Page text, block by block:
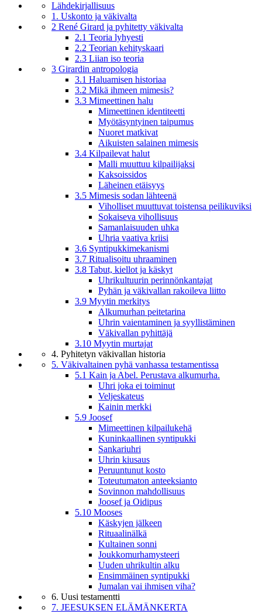
Lähdekirjallisuus
1. Uskonto ja väkivalta
2 René Girard ja pyhitetty väkivalta
2.1 Teoria lyhyesti
2.2 Teorian kehityskaari
2.3 Liian iso teoria
3 Girardin antropologia
3.1 Haluamisen historiaa
3.2 Mikä ihmeen mimesis?
3.3 Mimeettinen halu
Mimeettinen identiteetti
Myötäsyntyinen taipumus
Nuoret matkivat
Aikuisten salainen mimesis
3.4 Kilpailevat halut
Malli muuttuu kilpailijaksi
Kaksoissidos
Läheinen etäisyys
3.5 Mimesis sodan lähteenä
Viholliset muuttuvat toistensa peilikuviksi
Sokaiseva vihollisuus
Samanlaisuuden uhka
Uhria vaativa kriisi
3.6 Syntipukkimekanismi
3.7 Ritualisoitu uhraaminen
3.8 Tabut, kiellot ja käskyt
Uhrikultuurin perinnönkantajat
Pyhän ja väkivallan rakoileva liitto
3.9 Myytin merkitys
Alkumurhan peitetarina
Uhrin vaientaminen ja syyllistäminen
Väkivallan pyhittäjä
3.10 Myytin murtajat
4. Pyhitetyn väkivallan historia
5. Väkivaltainen pyhä vanhassa testamentissa
5.1 Kain ja Abel. Perustava alkumurha.
Uhri joka ei toiminut
Veljeskateus
Kainin merkki
5.9 Joosef
Mimeettinen kilpailukehä
Kuninkaallinen syntipukki
Sankariuhri
Uhrin kiusaus
Peruuntunut kosto
Toteutumaton anteeksianto
Sovinnon mahdollisuus
Joosef ja Oidipus
5.10 Mooses
Käskyjen jälkeen
Rituaalinälkä
Kultainen sonni
Joukkomurhamysteeri
Uuden uhrikultin alku
Ensimmäinen syntipukki
Jumalan vai ihmisen viha?
6. Uusi testamentti
7. JEESUKSEN ELÄMÄNKERTA